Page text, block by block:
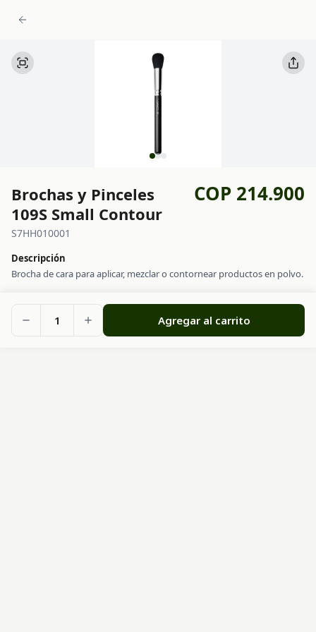
Brochas y Pinceles
109S Small Contour
COP 214.900
S7HH010001
Descripción
Brocha de cara para aplicar, mezclar o contornear productos en polvo.
1 Agregar al carrito